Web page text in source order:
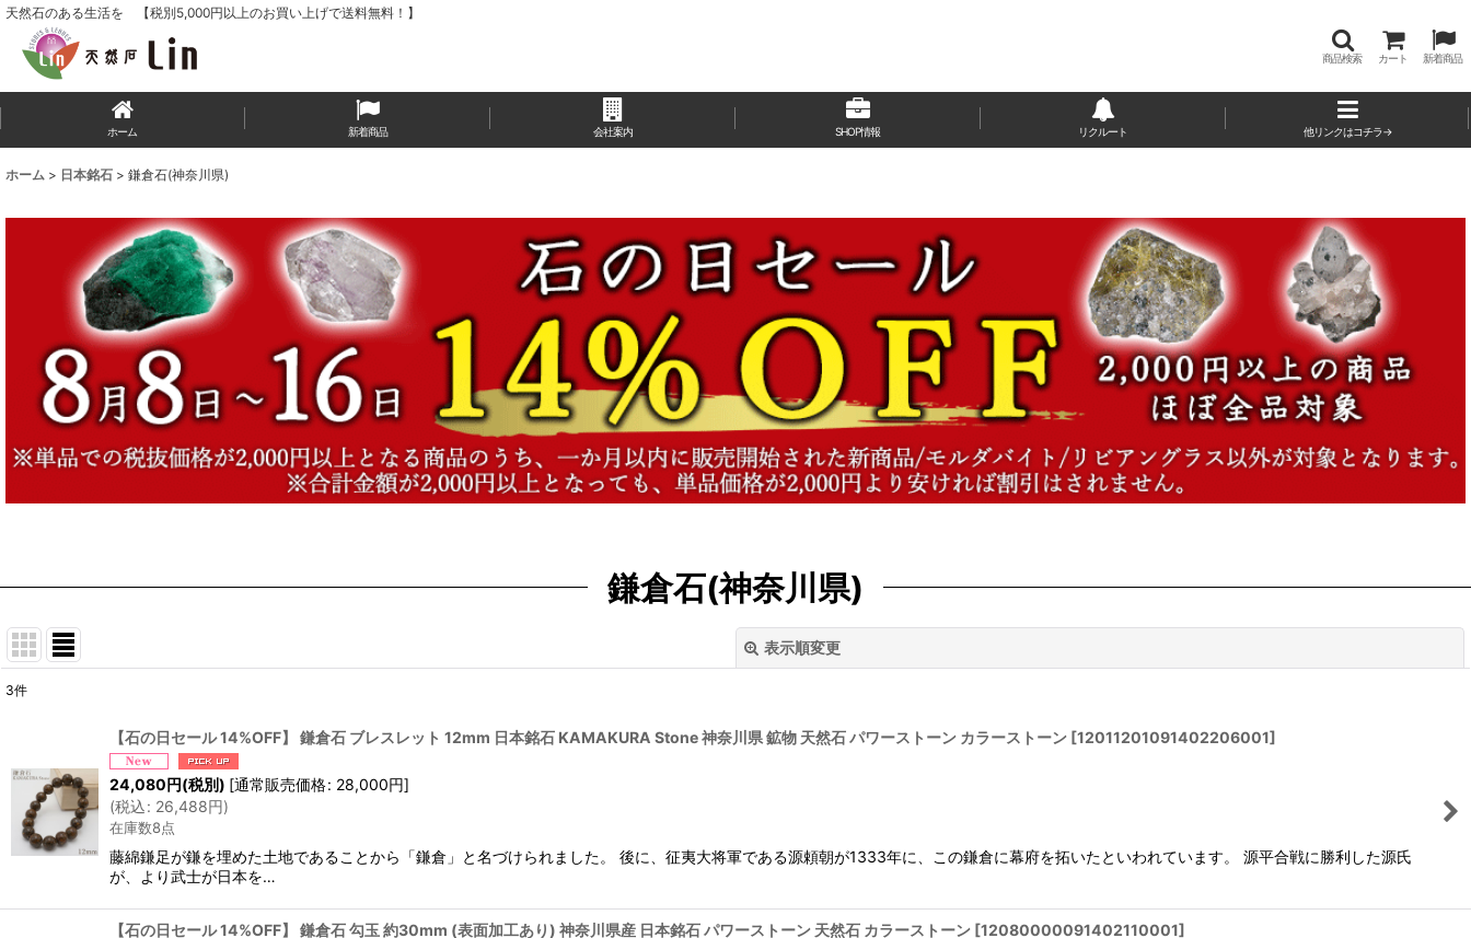
天然石のある生活を 【税別5,000円以上のお買い上げで送料無料！】
商品検索 カート 新着商品
ホーム 新着商品 会社案内 SHOP情報 リクルート 他リンクはコチラ→
ホーム > 日本銘石 > 鎌倉石(神奈川県)
鎌倉石(神奈川県)
表示順変更
並び順:
3件
【石の日セール 14%OFF】 鎌倉石 ブレスレット 12mm 日本銘石 KAMAKURA Stone 神奈川県 鉱物 天然石 パワーストーン カラーストーン [12011201091402206001]
24,080円(税別) [通常販売価格: 28,000円]
(税込: 26,488円)
在庫数8点
藤綿鎌足が鎌を埋めた土地であることから「鎌倉」と名づけられました。 後に、征夷大将軍である源頼朝が1333年に、この鎌倉に幕府を拓いたといわれています。 源平合戦に勝利した源氏
が、より武士が日本を…
【石の日セール 14%OFF】 鎌倉石 勾玉 約30mm (表面加工あり) 神奈川県産 日本銘石 パワーストーン 天然石 カラーストーン [12080000091402110001]